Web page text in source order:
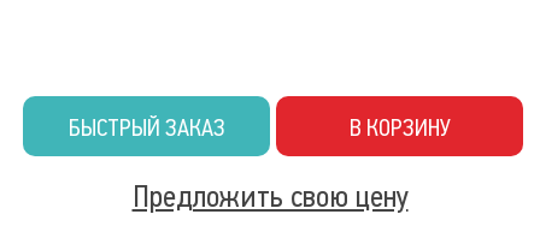
БЫСТРЫЙ ЗАКАЗ В КОРЗИНУ
Предложить свою цену